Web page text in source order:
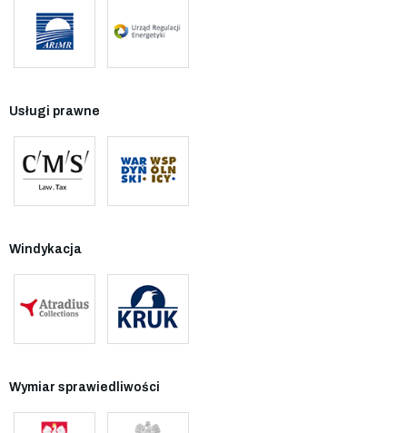
Usługi prawne
Windykacja
Wymiar sprawiedliwości